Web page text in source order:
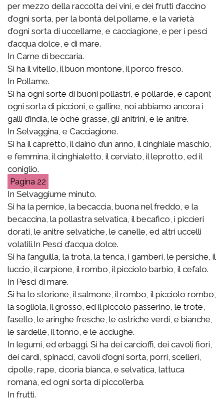
per mezzo della raccolta dei vini, e dei frutti d’accino
d’ogni sorta, per la bontà del pollame, e la varietà
d’ogni sorta di uccellame, e cacciagione, e per i pesci
d’acqua dolce, e di mare.
In Carne di beccaria.
Si ha il vitello, il buon montone, il porco fresco.
In Pollame.
Si ha ogni sorte di buoni pollastri, e pollarde, e caponi;
ogni sorta di piccioni, e galline, noi abbiamo ancora i
galli d’india, le oche grasse, gli anitrini, e le anitre.
In Selvaggina, e Cacciagione.
Si ha il capretto, il daino d’un anno, il cinghiale maschio,
e femmina, il cinghialetto, il cerviato, il leprotto, ed il
coniglio.
22
In Selvaggiume minuto.
Si ha la pernice, la becaccia, buona nel freddo, e la
becaccina, la pollastra selvatica, il becafico, i piccieri
dorati, le anitre selvatiche, le canelle, ed altri uccelli
volatili.In Pesci d’acqua dolce.
Si ha l’anguilla, la trota, la tenca, i gamberi, le persiche, il
luccio, il carpione, il rombo, il picciolo barbio, il cefalo.
In Pesci di mare.
Si ha lo storione, il salmone, il rombo, il picciolo rombo,
la sogliola, il grosso, ed il piccolo passerino, le trote,
l’asello, le aringhe fresche, le ostriche verdi, e bianche,
le sardelle, il tonno, e le acciughe.
In legumi, ed erbaggi. Si ha dei carcioffi, dei cavoli fiori,
dei cardi, spinacci, cavoli d’ogni sorta, porri, scelleri,
cipolle, rape, cicoria bianca, e selvatica, lattuca
romana, ed ogni sorta di piccol’erba.
In frutti.